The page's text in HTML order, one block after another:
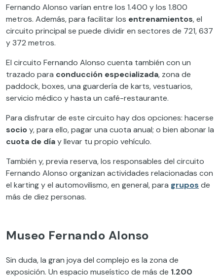
Fernando Alonso varían entre los 1.400 y los 1.800
metros. Además, para facilitar los entrenamientos, el
circuito principal se puede dividir en sectores de 721, 637
y 372 metros.
El circuito Fernando Alonso cuenta también con un
trazado para conducción especializada, zona de
paddock, boxes, una guardería de karts, vestuarios,
servicio médico y hasta un café-restaurante.
Para disfrutar de este circuito hay dos opciones: hacerse
socioy, para ello, pagar una cuota anual; o bien abonar la
cuota de díay llevar tu propio vehículo.
También y, previa reserva, los responsables del circuito
Fernando Alonso organizan actividades relacionadas con
el karting y el automovilismo, en general, para grupos de
más de diez personas.
Museo Fernando Alonso
Sin duda, la gran joya del complejo es la zona de
exposición. Un espacio museístico de más de 1.200